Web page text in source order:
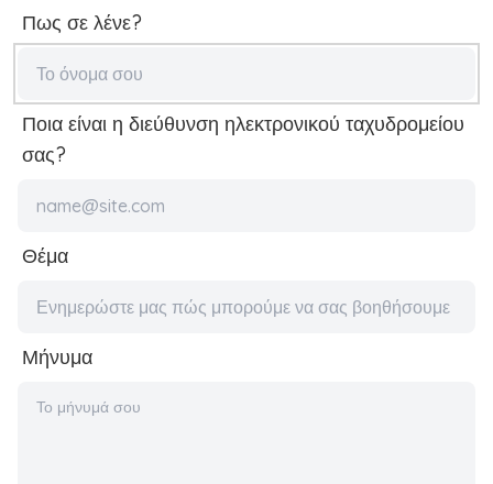
Πως σε λένε?
Ποια είναι η διεύθυνση ηλεκτρονικού ταχυδρομείου
σας?
Θέμα
Μήνυμα